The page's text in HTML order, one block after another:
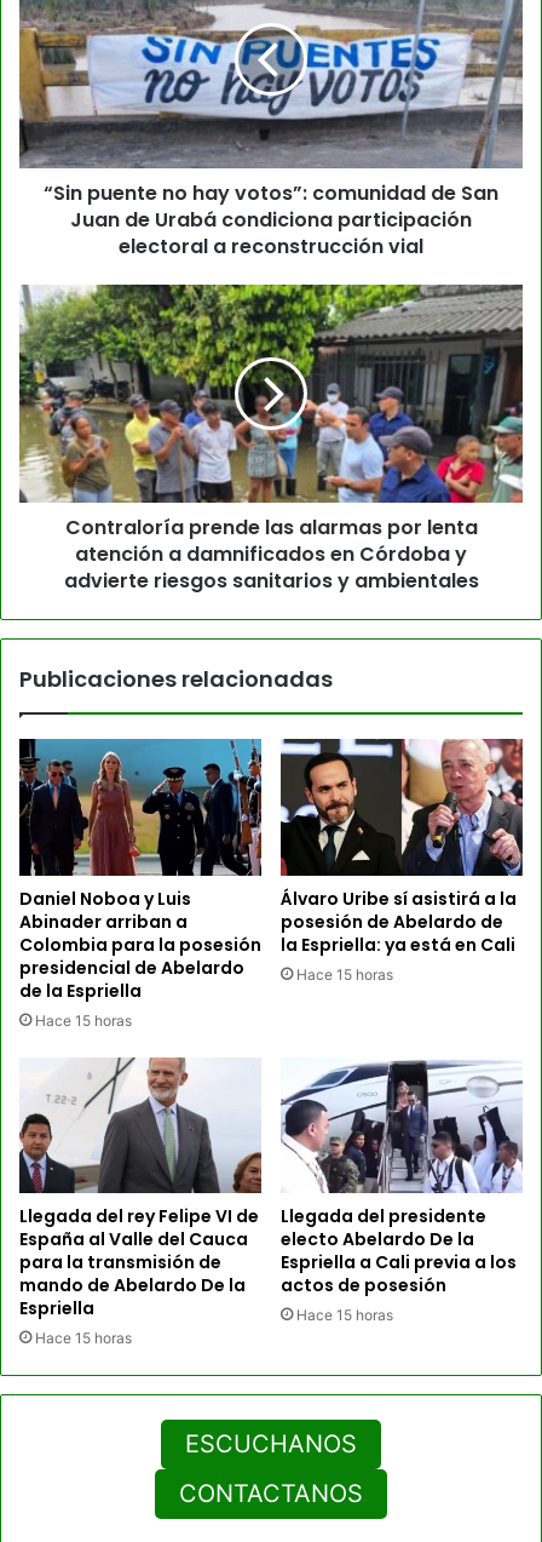
“Sin puente no hay votos”: comunidad de San
Juan de Urabá condiciona participación
electoral a reconstrucción vial
Contraloría prende las alarmas por lenta
atención a damnificados en Córdoba y
advierte riesgos sanitarios y ambientales
Publicaciones relacionadas
Daniel Noboa y Luis
Abinader arriban a
Colombia para la posesión
presidencial de Abelardo
de la Espriella
Hace 15 horas
Álvaro Uribe sí asistirá a la
posesión de Abelardo de
la Espriella: ya está en Cali
Hace 15 horas
Llegada del rey Felipe VI de
España al Valle del Cauca
para la transmisión de
mando de Abelardo De la
Espriella
Hace 15 horas
Llegada del presidente
electo Abelardo De la
Espriella a Cali previa a los
actos de posesión
Hace 15 horas
ESCUCHANOS
CONTACTANOS